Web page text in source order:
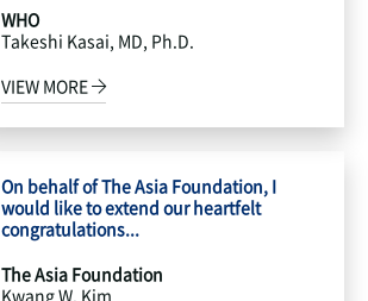
WHO
Takeshi Kasai, MD, Ph.D.
VIEW MORE
On behalf of The Asia Foundation, I
would like to extend our heartfelt
congratulations...
The Asia Foundation
Kwang W. Kim